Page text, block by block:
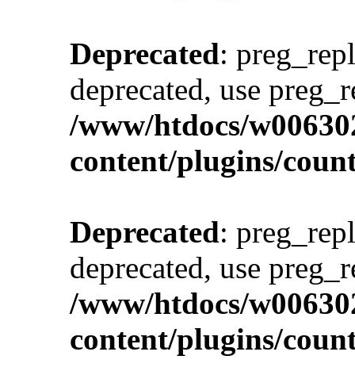
Deprecated:
deprecated, use
/www/htdocs/
content/plugins/
Deprecated:
deprecated, use
/www/htdocs/
content/plugins/